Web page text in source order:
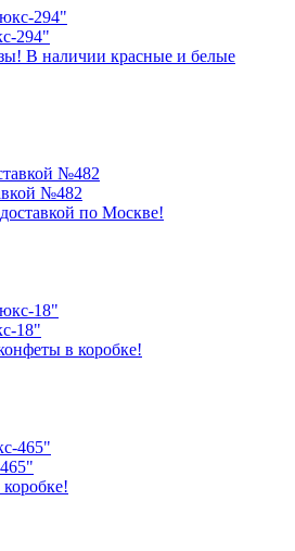
294"
В наличии красные и белые
№482
по Москве!
18"
в коробке!